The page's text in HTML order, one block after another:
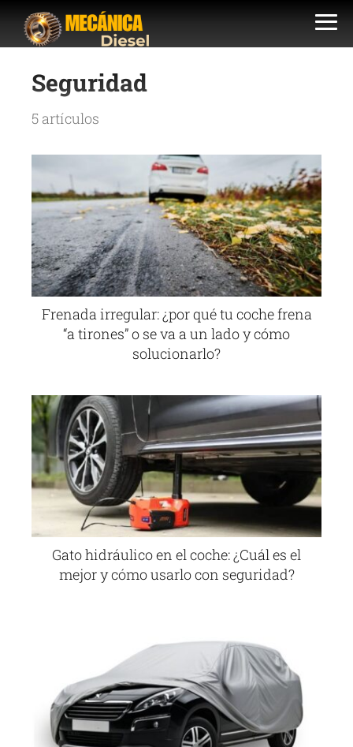
Seguridad
5 artículos
Frenada irregular: ¿por qué tu coche frena
“a tirones” o se va a un lado y cómo
solucionarlo?
Gato hidráulico en el coche: ¿Cuál es el
mejor y cómo usarlo con seguridad?